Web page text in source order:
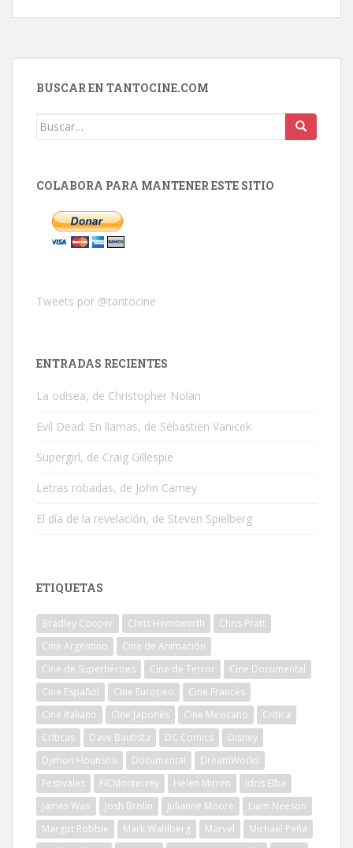
BUSCAR EN TANTOCINE.COM
Buscar:
COLABORA PARA MANTENER ESTE SITIO
Tweets por @tantocine
ENTRADAS RECIENTES
La odisea, de Christopher Nolan
Evil Dead: En llamas, de Sébastien Vanicek
Supergirl, de Craig Gillespie
Letras robadas, de John Carney
El día de la revelación, de Steven Spielberg
ETIQUETAS
Bradley Cooper Chris Hemsworth
Chris Pratt
Cine Argentino
Cine de Animación
Cine de Superhéroes
Cine de Terror
Cine Documental
Cine Español
Cine Europeo
Cine Francés
Cine Italiano
Cine Japonés Cine Mexicano
Crítica
Críticas
Dave Bautista DC Comics
Disney
Djimon Hounsou
Documental
DreamWorks
Festivales
FICMonterrey Helen Mirren
Idris Elba
James Wan
Josh Brolin Julianne Moore
Liam Neeson
Margot Robbie
Mark Wahlberg Marvel
Michael Peña